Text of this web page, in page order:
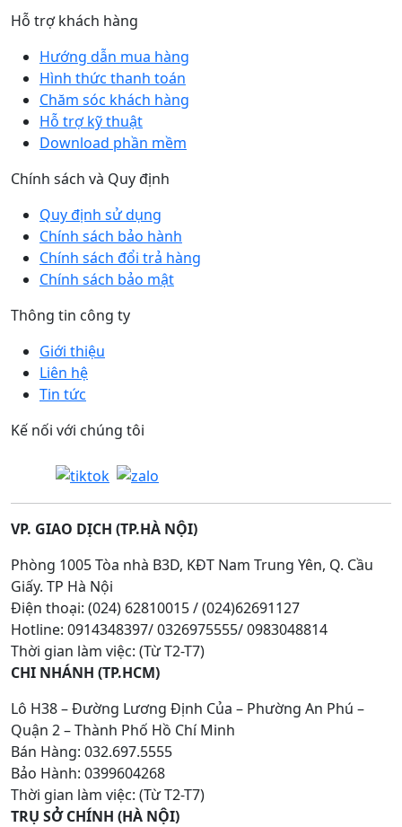
Hỗ trợ khách hàng
Hướng dẫn mua hàng
Hình thức thanh toán
Chăm sóc khách hàng
Hỗ trợ kỹ thuật
Download phần mềm
Chính sách và Quy định
Quy định sử dụng
Chính sách bảo hành
Chính sách đổi trả hàng
Chính sách bảo mật
Thông tin công ty
Giới thiệu
Liên hệ
Tin tức
Kế nối với chúng tôi
VP. GIAO DỊCH (TP.HÀ NỘI)
Phòng 1005 Tòa nhà B3D, KĐT Nam Trung Yên, Q. Cầu
Giấy. TP Hà Nội
Điện thoại: (024) 62810015 / (024)62691127
Hotline: 0914348397/ 0326975555/ 0983048814
Thời gian làm việc: (Từ T2-T7)
CHI NHÁNH (TP.HCM)
Lô H38 – Đường Lương Định Của – Phường An Phú –
Quận 2 – Thành Phố Hồ Chí Minh
Bán Hàng: 032.697.5555
Bảo Hành: 0399604268
Thời gian làm việc: (Từ T2-T7)
TRỤ SỞ CHÍNH (HÀ NỘI)